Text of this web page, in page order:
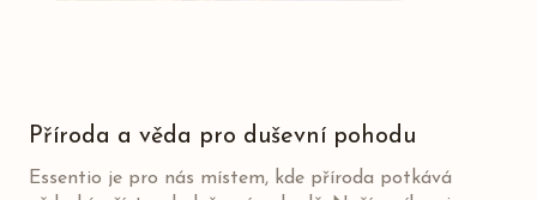
Příroda a věda pro duševní pohodu
Essentio je pro nás místem, kde příroda potkává